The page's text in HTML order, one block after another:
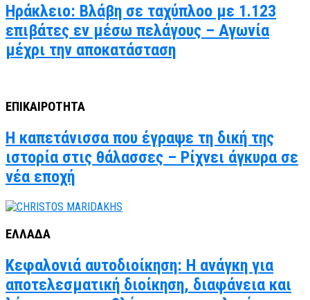
Ηράκλειο: Βλάβη σε ταχύπλοο με 1.123
επιβάτες εν μέσω πελάγους – Αγωνία
μέχρι την αποκατάσταση
ΕΠΙΚΑΙΡΟΤΗΤΑ
Η καπετάνισσα που έγραψε τη δική της
ιστορία στις θάλασσες – Ρίχνει άγκυρα σε
νέα εποχή
ΕΛΛΑΔΑ
Κεφαλονιά αυτοδιοίκηση: Η ανάγκη για
αποτελεσματική διοίκηση, διαφάνεια και